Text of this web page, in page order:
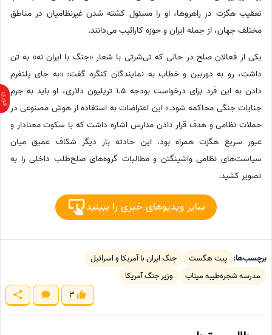
تعقیب هگزت در راهروها، او را مسئول کشته شدن غیرنظامیان در مناطق
مختلف جهان، از جمله ایران و حوزه کارائیب می‌دانند.
یکی از فعالان صلح در حالی که تی‌شرتی با شعار «جنگ با ایران نه» به تن
داشت، رو به دوربین و خطاب به نمایندگان کنگره گفت: «به جای پلتفرم
دادن به این فرد برای درخواست بودجه 1.5 تریلیون دلاری، او باید به جرم
جنایات جنگی محاکمه شود.» این اعتراضات به استفاده از هوش مصنوعی در
حملات نظامی و هدف قرار دادن مدارس اشاره داشت که با سکوت معنادار و
عبور سریع هگزت همراه بود. این حادثه بار دیگر شکاف عمیق میان
سیاست‌های نظامی واشینگتن و مطالبات گروه‌های صلح‌طلب داخلی را به
تصویر کشید.
سایر ویدیوهای خبری را ببینید
برچسب‌ها: پیت هگست
جنگ ایران با آمریکا و اسرائیل
مدرسه شجره‌طیبه میناب
وزیر جنگ آمریکا
3